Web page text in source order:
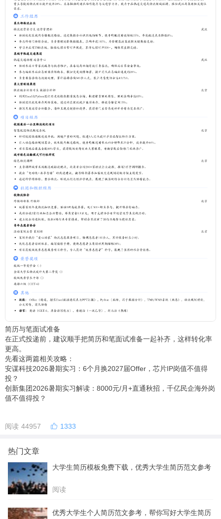
简历与笔面试准备
在正式投递前，建议顺手把简历和笔面试准备一起补齐，这样转化率
更高。
先看这两篇相关攻略：
安谋科技2026暑期实习：6个月换2027届Offer，芯片IP岗值不值得
投？
创新集团2026暑期实习解读：8000元/月+直通秋招，千亿民企海外岗
值不值得投？
阅读 44957 1333
热门文章
大学生简历模板免费下载，优秀大学生简历范文参考
阅读
优秀大学生个人简历范文参考，帮你写好大学生简历